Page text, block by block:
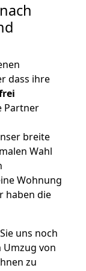
dass ihre
Partner
breite
Wahl
Wohnung
haben die
uns noch
von
zu